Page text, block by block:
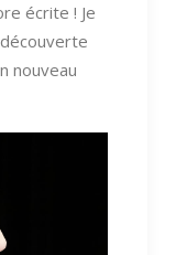
écrite ! Je
nouveau